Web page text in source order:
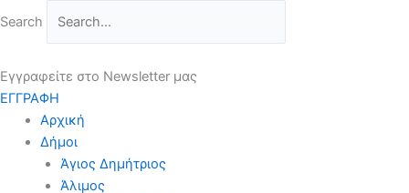
στο
Search
Εγγραφείτε στο Newsletter μας
ΕΓΓΡΑΦΗ
Αρχική
Δήμοι
Άγιος Δημήτριος
Άλιμος